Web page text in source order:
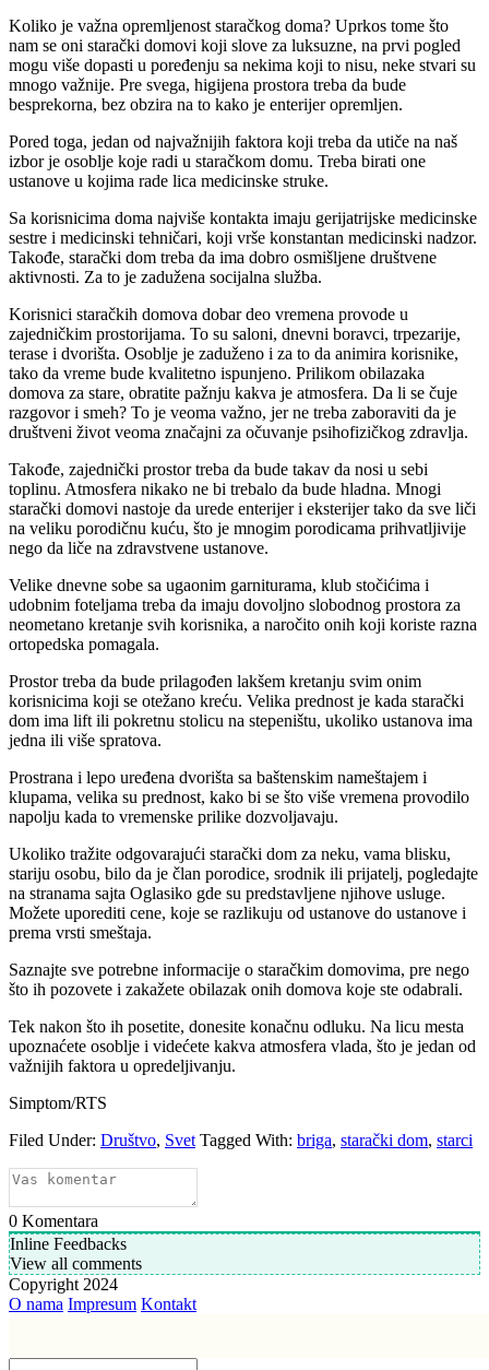
Koliko je važna opremljenost staračkog doma? Uprkos tome što
nam se oni starački domovi koji slove za luksuzne, na prvi pogled
mogu više dopasti u poređenju sa nekima koji to nisu, neke stvari su
mnogo važnije. Pre svega, higijena prostora treba da bude
besprekorna, bez obzira na to kako je enterijer opremljen.
Pored toga, jedan od najvažnijih faktora koji treba da utiče na naš
izbor je osoblje koje radi u staračkom domu. Treba birati one
ustanove u kojima rade lica medicinske struke.
Sa korisnicima doma najviše kontakta imaju gerijatrijske medicinske
sestre i medicinski tehničari, koji vrše konstantan medicinski nadzor.
Takođe, starački dom treba da ima dobro osmišljene društvene
aktivnosti. Za to je zadužena socijalna služba.
Korisnici staračkih domova dobar deo vremena provode u
zajedničkim prostorijama. To su saloni, dnevni boravci, trpezarije,
terase i dvorišta. Osoblje je zaduženo i za to da animira korisnike,
tako da vreme bude kvalitetno ispunjeno. Prilikom obilazaka
domova za stare, obratite pažnju kakva je atmosfera. Da li se čuje
razgovor i smeh? To je veoma važno, jer ne treba zaboraviti da je
društveni život veoma značajni za očuvanje psihofizičkog zdravlja.
Takođe, zajednički prostor treba da bude takav da nosi u sebi
toplinu. Atmosfera nikako ne bi trebalo da bude hladna. Mnogi
starački domovi nastoje da urede enterijer i eksterijer tako da sve liči
na veliku porodičnu kuću, što je mnogim porodicama prihvatljivije
nego da liče na zdravstvene ustanove.
Velike dnevne sobe sa ugaonim garniturama, klub stočićima i
udobnim foteljama treba da imaju dovoljno slobodnog prostora za
neometano kretanje svih korisnika, a naročito onih koji koriste razna
ortopedska pomagala.
Prostor treba da bude prilagođen lakšem kretanju svim onim
korisnicima koji se otežano kreću. Velika prednost je kada starački
dom ima lift ili pokretnu stolicu na stepeništu, ukoliko ustanova ima
jedna ili više spratova.
Prostrana i lepo uređena dvorišta sa baštenskim nameštajem i
klupama, velika su prednost, kako bi se što više vremena provodilo
napolju kada to vremenske prilike dozvoljavaju.
Ukoliko tražite odgovarajući starački dom za neku, vama blisku,
stariju osobu, bilo da je član porodice, srodnik ili prijatelj, pogledajte
na stranama sajta Oglasiko gde su predstavljene njihove usluge.
Možete uporediti cene, koje se razlikuju od ustanove do ustanove i
prema vrsti smeštaja.
Saznajte sve potrebne informacije o staračkim domovima, pre nego
što ih pozovete i zakažete obilazak onih domova koje ste odabrali.
Tek nakon što ih posetite, donesite konačnu odluku. Na licu mesta
upoznaćete osoblje i videćete kakva atmosfera vlada, što je jedan od
važnijih faktora u opredeljivanju.
Simptom/RTS
Filed Under: Društvo, Svet Tagged With: briga, starački dom, starci
0 Komentara
Inline Feedbacks
View all comments
Copyright 2024
O nama Impresum Kontakt